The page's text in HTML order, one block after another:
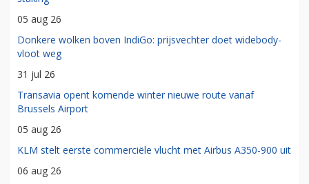
05 aug 26
Donkere wolken boven IndiGo: prijsvechter doet widebody-
vloot weg
31 jul 26
Transavia opent komende winter nieuwe route vanaf
Brussels Airport
05 aug 26
KLM stelt eerste commerciële vlucht met Airbus A350-900 uit
06 aug 26